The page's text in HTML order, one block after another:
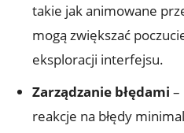
takie jak animowane
mogą zwiększać
eksploracji interfejsu.
Zarządzanie błędami –
reakcje na błędy